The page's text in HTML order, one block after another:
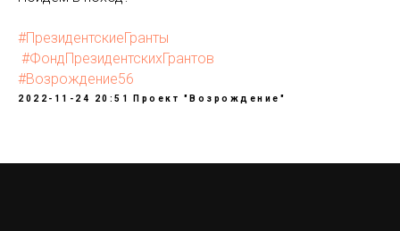
#ПрезидентскиеГранты
#ФондПрезидентскихГрантов
#Возрождение56
2022-11-24 20:51 Проект "Возрождение"